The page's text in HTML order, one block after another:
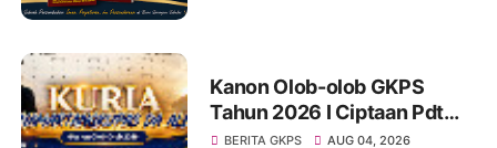
Kanon Olob-olob GKPS
Tahun 2026 I Ciptaan Pdt
Mannes Purba I Kuria
BERITA GKPS AUG 04, 2026